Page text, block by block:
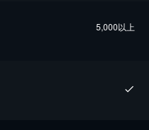
5,000以上